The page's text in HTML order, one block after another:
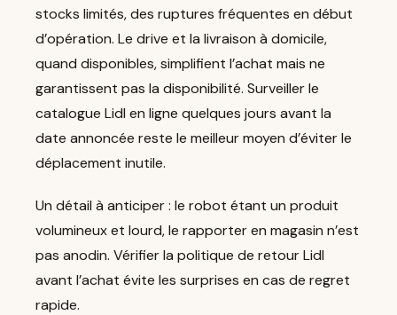
stocks limités, des ruptures fréquentes en début
d’opération. Le drive et la livraison à domicile,
quand disponibles, simplifient l’achat mais ne
garantissent pas la disponibilité. Surveiller le
catalogue Lidl en ligne quelques jours avant la
date annoncée reste le meilleur moyen d’éviter le
déplacement inutile.
Un détail à anticiper : le robot étant un produit
volumineux et lourd, le rapporter en magasin n’est
pas anodin. Vérifier la politique de retour Lidl
avant l’achat évite les surprises en cas de regret
rapide.